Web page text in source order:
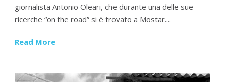
giornalista Antonio Oleari, che durante una delle sue
ricerche “on the road” si è trovato a Mostar....
Read More